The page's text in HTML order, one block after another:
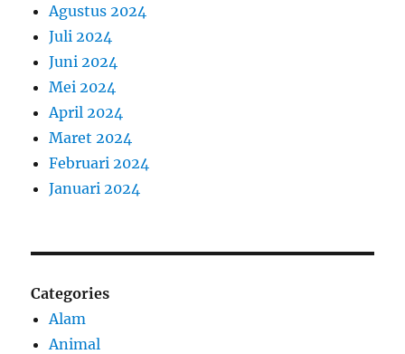
Agustus 2024
Juli 2024
Juni 2024
Mei 2024
April 2024
Maret 2024
Februari 2024
Januari 2024
Categories
Alam
Animal